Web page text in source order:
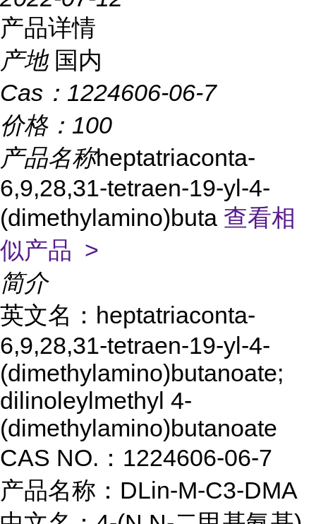
产品详情
产地 国内
Cas： 1224606-06-7
价格： 100
产品名称heptatriaconta-
6,9,28,31-tetraen-19-yl-4-
(dimethylamino)buta 查看相
似产品 >
简介
英文名：heptatriaconta-
6,9,28,31-tetraen-19-yl-4-
(dimethylamino)butanoate;
dilinoleylmethyl 4-
(dimethylamino)butanoate
CAS NO.：1224606-06-7
产品名称：DLin-M-C3-DMA